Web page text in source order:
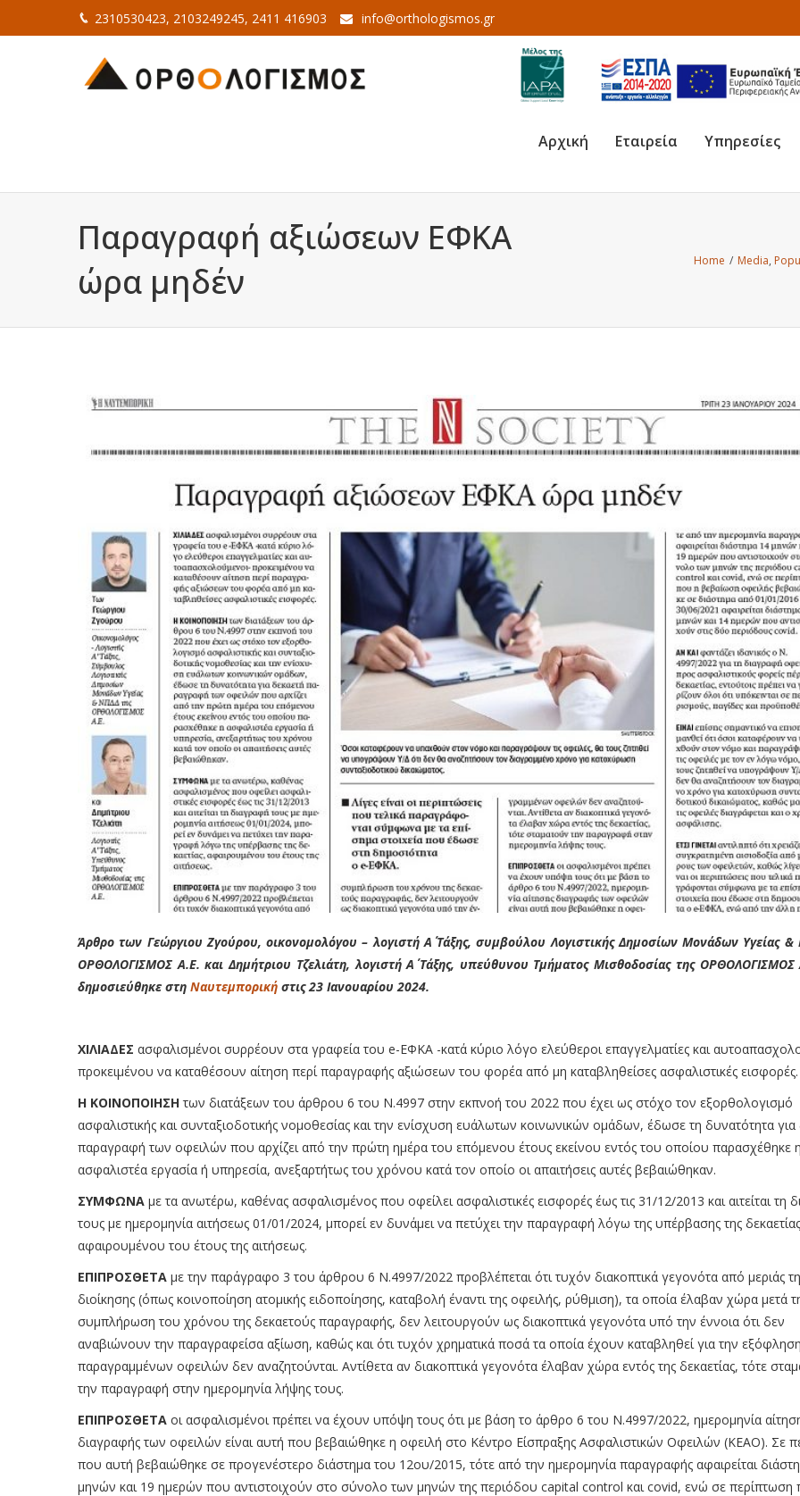
2310530423, 2103249245, 2411 416903 info@orthologismos.gr
Αρχική Εταιρεία Υπηρεσίες
Παραγραφή αξιώσεων ΕΦΚΑ
ώρα μηδέν
Home / Media,
Άρθρο των Γεώργιου Ζγούρου, oικονομολόγου – λογιστή Α΄ Τάξης, συμβούλου Λογιστικής Δημοσίων Μονάδων Υγείας
ΟΡΘΟΛΟΓΙΣΜΟΣ Α.Ε. και Δημήτριου Τζελιάτη, λογιστή Α΄ Τάξης, υπεύθυνου Τμήματος Μισθοδοσίας της ΟΡΘΟΛΟΓΙΣΜΟΣ
δημοσιεύθηκε στη Ναυτεμπορική στις 23 Ιανουαρίου 2024.
ΧΙΛΙΑΔΕΣ ασφαλισμένοι συρρέουν στα γραφεία του e-ΕΦΚΑ -κατά κύριο λόγο ελεύθεροι επαγγελματίες και
προκειμένου να καταθέσουν αίτηση περί παραγραφής αξιώσεων του φορέα από μη καταβληθείσες ασφαλιστικές εισφορές.
Η ΚΟΙΝΟΠΟΙΗΣΗ των διατάξεων του άρθρου 6 του Ν.4997 στην εκπνοή του 2022 που έχει ως στόχο τον εξορθολογισμό
ασφαλιστικής και συνταξιοδοτικής νομοθεσίας και την ενίσχυση ευάλωτων κοινωνικών ομάδων, έδωσε τη δυνατότητα για
παραγραφή των οφειλών που αρχίζει από την πρώτη ημέρα του επόμενου έτους εκείνου εντός του οποίου παρασχέθηκε η
ασφαλιστέα εργασία ή υπηρεσία, ανεξαρτήτως του χρόνου κατά τον οποίο οι απαιτήσεις αυτές βεβαιώθηκαν.
ΣΥΜΦΩΝΑ με τα ανωτέρω, καθένας ασφαλισμένος που οφείλει ασφαλιστικές εισφορές έως τις 31/12/2013 και αιτείται τη
τους με ημερομηνία αιτήσεως 01/01/2024, μπορεί εν δυνάμει να πετύχει την παραγραφή λόγω της υπέρβασης της
αφαιρουμένου του έτους της αιτήσεως.
ΕΠΙΠΡΟΣΘΕΤΑ με την παράγραφο 3 του άρθρου 6 Ν.4997/2022 προβλέπεται ότι τυχόν διακοπτικά γεγονότα από μεριάς
διοίκησης (όπως κοινοποίηση ατομικής ειδοποίησης, καταβολή έναντι της οφειλής, ρύθμιση), τα οποία έλαβαν χώρα μετά
συμπλήρωση του χρόνου της δεκαετούς παραγραφής, δεν λειτουργούν ως διακοπτικά γεγονότα υπό την έννοια ότι δεν
αναβιώνουν την παραγραφείσα αξίωση, καθώς και ότι τυχόν χρηματικά ποσά τα οποία έχουν καταβληθεί για την εξόφληση
παραγραμμένων οφειλών δεν αναζητούνται. Αντίθετα αν διακοπτικά γεγονότα έλαβαν χώρα εντός της δεκαετίας, τότε
την παραγραφή στην ημερομηνία λήψης τους.
ΕΠΙΠΡΟΣΘΕΤΑ οι ασφαλισμένοι πρέπει να έχουν υπόψη τους ότι με βάση το άρθρο 6 του Ν.4997/2022, ημερομηνία
διαγραφής των οφειλών είναι αυτή που βεβαιώθηκε η οφειλή στο Κέντρο Είσπραξης Ασφαλιστικών Οφειλών (ΚΕΑΟ). Σε
που αυτή βεβαιώθηκε σε προγενέστερο διάστημα του 12ου/2015, τότε από την ημερομηνία παραγραφής αφαιρείται
μηνών και 19 ημερών που αντιστοιχούν στο σύνολο των μηνών της περιόδου capital control και covid, ενώ σε περίπτωση